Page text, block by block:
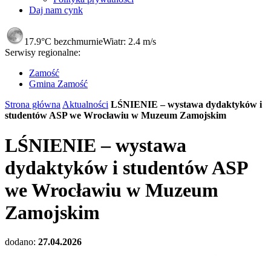
Daj nam cynk
17.9°C bezchmurnieWiatr: 2.4 m/s
Serwisy regionalne:
Zamość
Gmina Zamość
Strona główna Aktualności LŚNIENIE – wystawa dydaktyków i
studentów ASP we Wrocławiu w Muzeum Zamojskim
LŚNIENIE – wystawa
dydaktyków i studentów ASP
we Wrocławiu w Muzeum
Zamojskim
dodano: 27.04.2026